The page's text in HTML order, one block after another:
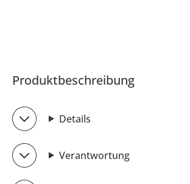
Produktbeschreibung
Details
Verantwortung